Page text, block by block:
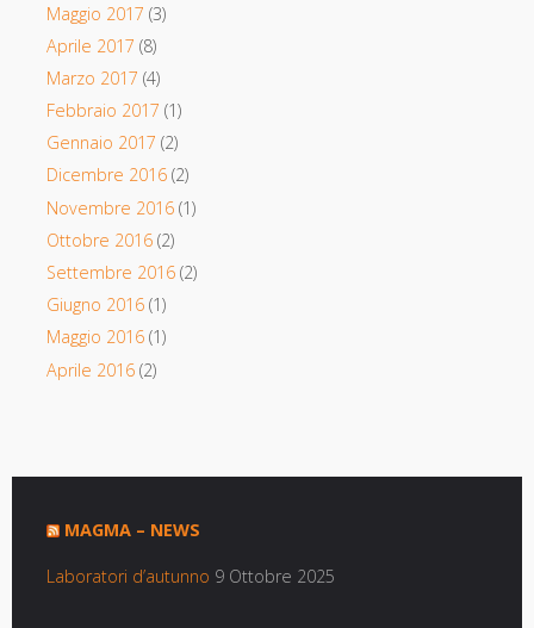
Maggio 2017 (3)
Aprile 2017 (8)
Marzo 2017 (4)
Febbraio 2017 (1)
Gennaio 2017 (2)
Dicembre 2016(2)
Novembre 2016(1)
Ottobre 2016(2)
Settembre 2016(2)
Giugno 2016(1)
Maggio 2016(1)
Aprile 2016(2)
MAGMA – NEWS
Laboratori d’autunno 9 Ottobre 2025